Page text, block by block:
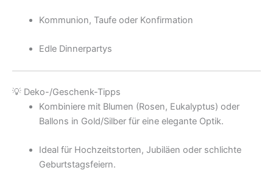
Kommunion, Taufe oder Konfirmation
Edle Dinnerpartys
💡 Deko-/Geschenk-Tipps
Kombiniere mit Blumen (Rosen, Eukalyptus) oder
Ballons in Gold/Silber für eine elegante Optik.
Ideal für Hochzeitstorten, Jubiläen oder schlichte
Geburtstagsfeiern.